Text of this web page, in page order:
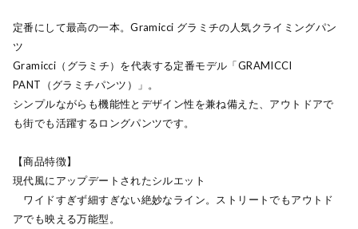
定番にして最高の一本。Gramicci グラミチの人気クライミングパン
ツ
Gramicci（グラミチ）を代表する定番モデル「GRAMICCI
PANT（グラミチパンツ）」。
シンプルながらも機能性とデザイン性を兼ね備えた、アウトドアで
も街でも活躍するロングパンツです。
【商品特徴】
現代風にアップデートされたシルエット
ワイドすぎず細すぎない絶妙なライン。ストリートでもアウトド
アでも映える万能型。